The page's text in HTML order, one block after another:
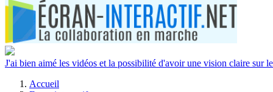
J'ai bien aimé les vidéos et la possibilité d'avoir une vision claire sur
Accueil